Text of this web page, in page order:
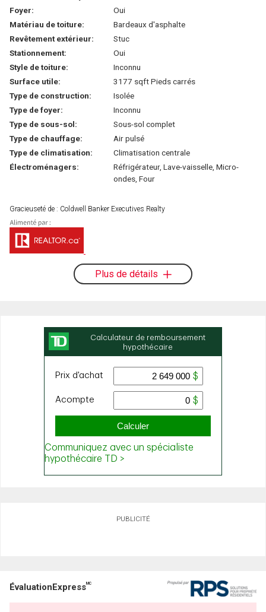
Foyer:
Oui
Matériau de toiture:
Bardeaux d'asphalte
Revêtement extérieur:
Stuc
Stationnement:
Oui
Style de toiture:
Inconnu
Surface utile:
3177 sqft Pieds carrés
Type de construction:
Isolée
Type de foyer:
Inconnu
Type de sous-sol:
Sous-sol complet
Type de chauffage:
Air pulsé
Type de climatisation:
Climatisation centrale
Électroménagers:
Réfrigérateur, Lave-vaisselle, Micro-
ondes, Four
Gracieuseté de : Coldwell Banker Executives Realty
Plus de détails
PUBLICITÉ
ÉvaluationExpressMC